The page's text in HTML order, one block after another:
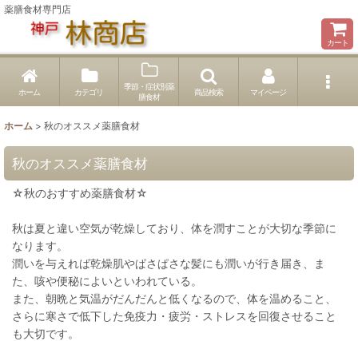
薬膳食材専門店
カート
ホーム カテゴリ
季節・症状別薬
膳食材
商品検索 マイページ
ホーム > 秋のオススメ薬膳食材
秋のオススメ薬膳食材
☆秋のおすすめ薬膳食材☆
秋は夏と違い空気が乾燥しており、体を潤すことが大切な季節に
なります。
潤いを与えれば乾燥肌やぱさぱさな髪にも潤いが行き届き、ま
た、咳や便秘によいといわれている。
また、朝晩と気温がだんだんと低くなるので、体を温めること、
さらに寒さで低下した免疫力・疲労・ストレスを回復させること
も大切です。